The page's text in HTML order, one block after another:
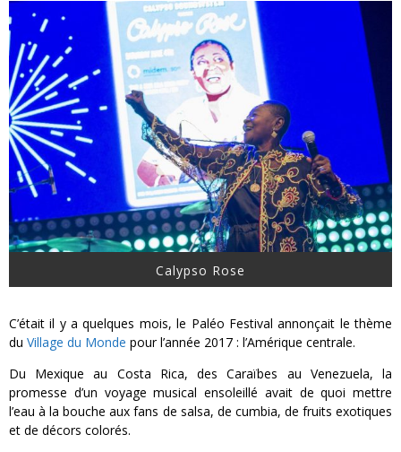
« Dr Wertham / L’homme qui étudia les tueurs en série » - Un Métier à Risque !
Assassin's Creed Black Flag Resynced
« Le Vent dand les Saules » - Une Belle Histoire !
« Damn Them All » - Un duo de Choc !
Yoshi and the mysterious book
Calypso Rose
C’était il y a quelques mois, le Paléo Festival annonçait le thème
du Village du Monde pour l’année 2017 : l’Amérique centrale.
Du Mexique au Costa Rica, des Caraïbes au Venezuela, la
promesse d’un voyage musical ensoleillé avait de quoi mettre
l’eau à la bouche aux fans de salsa, de cumbia, de fruits exotiques
et de décors colorés.